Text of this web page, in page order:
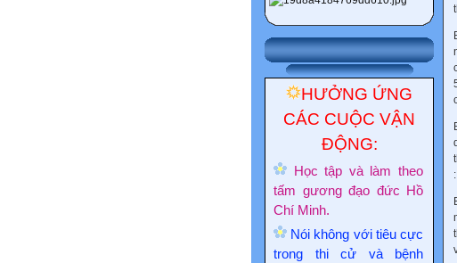
HƯỞNG ỨNG
CÁC CUỘC VẬN
ĐỘNG:
Học tập và làm theo
tấm gương đạo đức Hồ
Chí Minh.
Nói không với tiêu cực
trong thi cử và bệnh